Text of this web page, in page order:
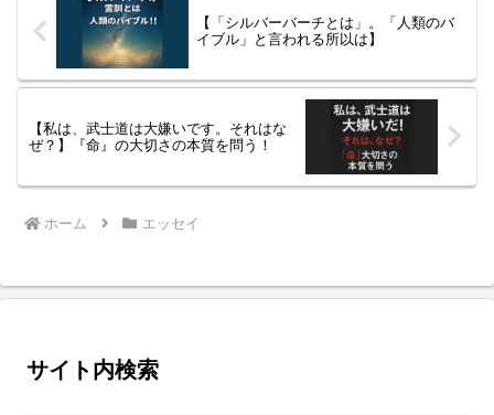
【「シルバーバーチとは」。「人類のバ
イブル」と言われる所以は】
【私は、武士道は大嫌いです。それはな
ぜ？】『命』の大切さの本質を問う！
ホーム エッセイ
サイト内検索